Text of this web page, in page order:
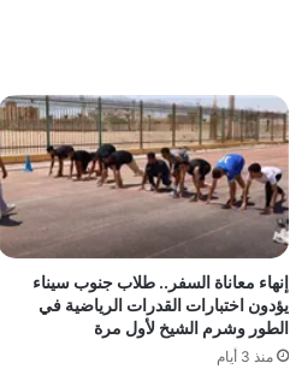
إنهاء معاناة السفر.. طلاب جنوب سيناء
يؤدون اختبارات القدرات الرياضية في
الطور وشرم الشيخ لأول مرة
منذ 3 أيام